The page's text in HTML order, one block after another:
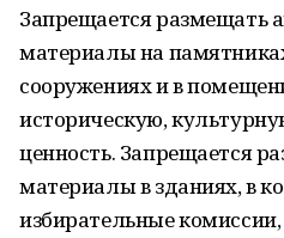
Запрещается размещать
материалы на
сооружениях и в
историческую,
ценность. Запрещается
материалы в зданиях, в
избирательные